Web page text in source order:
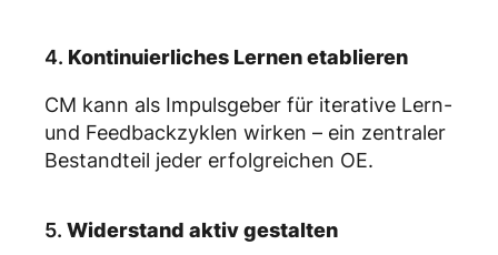
4. Kontinuierliches Lernen etablieren
CM kann als Impulsgeber für iterative Lern-
und Feedbackzyklen wirken – ein zentraler
Bestandteil jeder erfolgreichen OE.
5. Widerstand aktiv gestalten